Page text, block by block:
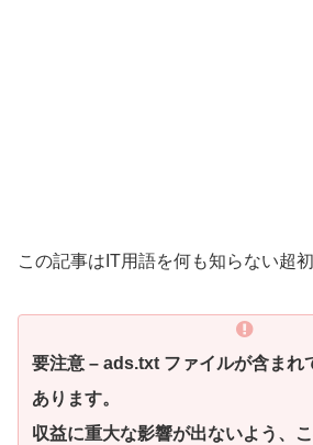
この記事はIT用語を何も知らない超
要注意 – ads.txt ファイルが含まれ
あります。
収益に重大な影響が出ないよう、